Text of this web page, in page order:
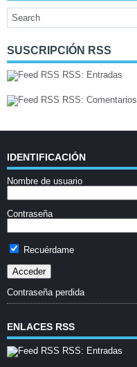
SUSCRIPCIÓN RSS
RSS: Entradas
RSS: Comentarios
IDENTIFICACIÓN
Nombre de usuario
Contraseña
Recuérdame
Contraseña perdida
ENLACES RSS
RSS: Entradas